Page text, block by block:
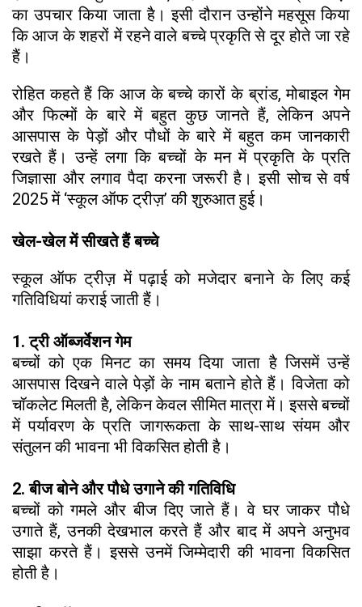
का उपचार किया जाता है। इसी दौरान उन्होंने महसूस किया
कि आज के शहरों में रहने वाले बच्चे प्रकृति से दूर होते जा रहे
हैं।
रोहित कहते हैं कि आज के बच्चे कारों के ब्रांड, मोबाइल गेम
और फिल्मों के बारे में बहुत कुछ जानते हैं, लेकिन अपने
आसपास के पेड़ों और पौधों के बारे में बहुत कम जानकारी
रखते हैं। उन्हें लगा कि बच्चों के मन में प्रकृति के प्रति
जिज्ञासा और लगाव पैदा करना जरूरी है। इसी सोच से वर्ष
2025 में ‘स्कूल ऑफ ट्रीज़’ की शुरुआत हुई।
खेल-खेल में सीखते हैं बच्चे
स्कूल ऑफ ट्रीज़ में पढ़ाई को मजेदार बनाने के लिए कई
गतिविधियां कराई जाती हैं।
1. ट्री ऑब्जर्वेशन गेम
बच्चों को एक मिनट का समय दिया जाता है जिसमें उन्हें
आसपास दिखने वाले पेड़ों के नाम बताने होते हैं। विजेता को
चॉकलेट मिलती है, लेकिन केवल सीमित मात्रा में। इससे बच्चों
में पर्यावरण के प्रति जागरूकता के साथ-साथ संयम और
संतुलन की भावना भी विकसित होती है।
2. बीज बोने और पौधे उगाने की गतिविधि
बच्चों को गमले और बीज दिए जाते हैं। वे घर जाकर पौधे
उगाते हैं, उनकी देखभाल करते हैं और बाद में अपने अनुभव
साझा करते हैं। इससे उनमें जिम्मेदारी की भावना विकसित
होती है।